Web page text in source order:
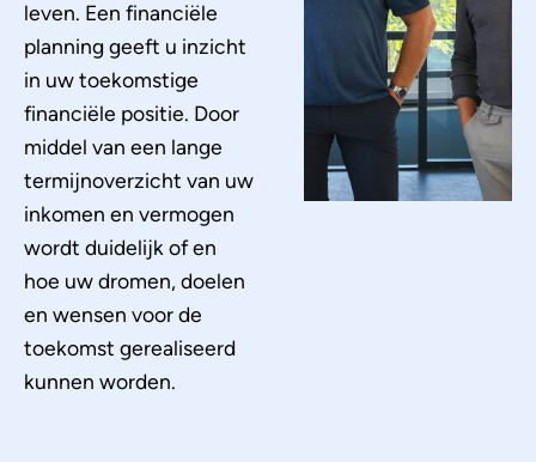
leven. Een financiële
planning geeft u inzicht
in uw toekomstige
financiële positie. Door
middel van een lange
termijnoverzicht van uw
inkomen en vermogen
wordt duidelijk of en
hoe uw dromen, doelen
en wensen voor de
toekomst gerealiseerd
kunnen worden.